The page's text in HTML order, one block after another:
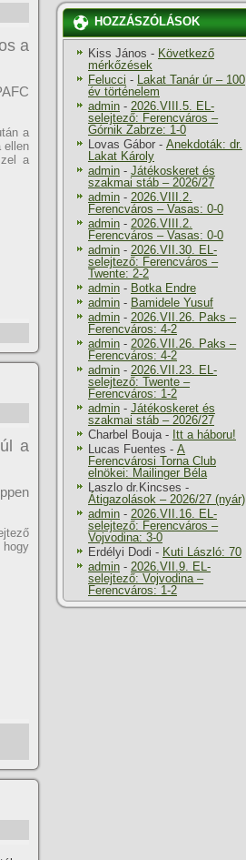
a
a
ellen
a
a
hogy
HOZZÁSZÓLÁSOK
Kiss János - Következő
mérkőzések
Felucci - Lakat Tanár úr – 100
év történelem
admin - 2026.VIII.5. EL-
selejtező: Ferencváros –
Górnik Zabrze: 1-0
Lovas Gábor - Anekdoták: dr.
Lakat Károly
admin - Játékoskeret és
szakmai stáb – 2026/27
admin - 2026.VIII.2.
Ferencváros – Vasas: 0-0
admin - 2026.VIII.2.
Ferencváros – Vasas: 0-0
admin - 2026.VII.30. EL-
selejtező: Ferencváros –
Twente: 2-2
admin - Botka Endre
admin - Bamidele Yusuf
admin - 2026.VII.26. Paks –
Ferencváros: 4-2
admin - 2026.VII.26. Paks –
Ferencváros: 4-2
admin - 2026.VII.23. EL-
selejtező: Twente –
Ferencváros: 1-2
admin - Játékoskeret és
szakmai stáb – 2026/27
Charbel Bouja- Itt a háboru!
Lucas Fuentes - A
Ferencvárosi Torna Club
elnökei: Mailinger Béla
Laszlo dr.Kincses -
Átigazolások – 2026/27 (nyár)
admin - 2026.VII.16. EL-
selejtező: Ferencváros –
Vojvodina: 3-0
Erdélyi Dodi - Kuti László: 70
admin - 2026.VII.9. EL-
selejtező: Vojvodina –
Ferencváros: 1-2